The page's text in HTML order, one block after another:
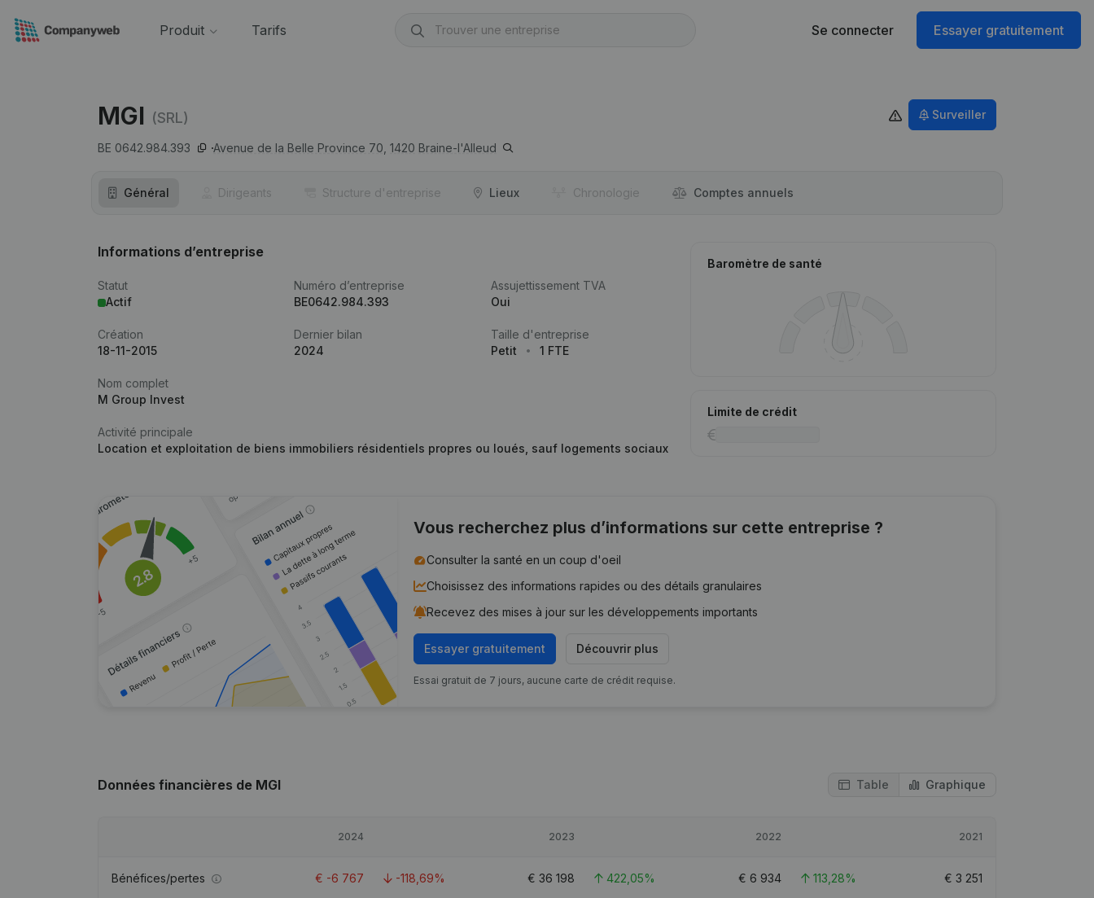
Produit Tarifs Se connecter Essayer gratuitement
MGI (SRL)
BE 0642.984.393 Avenue de la Belle Province 70, 1420 Braine-l'Alleud
Surveiller
Général Dirigeants Structure d'entreprise Lieux Chronologie Comptes annuels
Informations d’entreprise
Statut
Actif
Numéro d’entreprise
BE0642.984.393
Assujettissement TVA
Oui
Création
18-11-2015
Dernier bilan
2024
Taille d'entreprise
Petit
1 FTE
Nom complet
M Group Invest
Activité principale
Location et exploitation de biens immobiliers résidentiels propres ou loués, sauf logements sociaux
Baromètre de santé
Limite de crédit
Vous recherchez plus d’informations sur cette entreprise ?
Consulter la santé en un coup d'oeil
Choisissez des informations rapides ou des détails granulaires
Recevez des mises à jour sur les développements importants
Essayer gratuitement Découvrir plus
Essai gratuit de 7 jours, aucune carte de crédit requise.
Données financières de MGI Table Graphique
2024 2023 2022 2021
Bénéfices/pertes € -6 767 -118,69% € 36 198 422,05% € 6 934 113,28% € 3 251